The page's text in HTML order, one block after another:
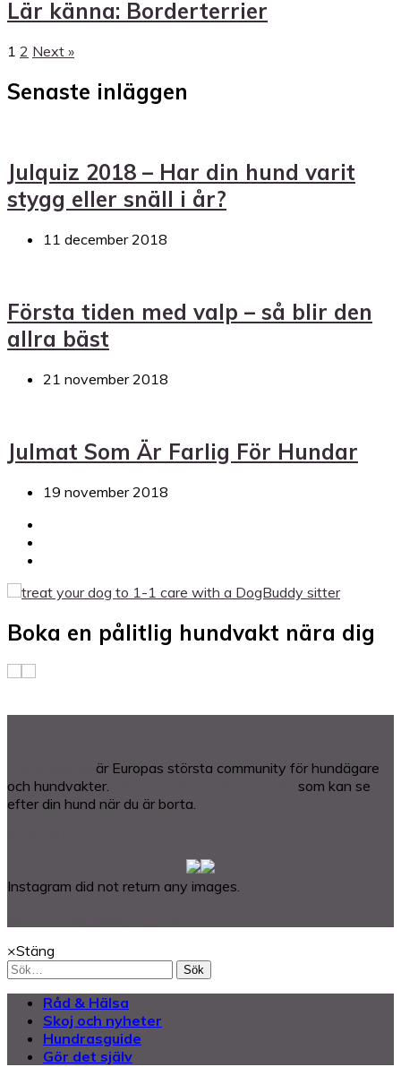
Lär känna: Borderterrier
1 2 Next »
Senaste inläggen
Julquiz 2018 – Har din hund varit
stygg eller snäll i år?
11 december 2018
Första tiden med valp – så blir den
allra bäst
21 november 2018
Julmat Som Är Farlig För Hundar
19 november 2018
Boka en pålitlig hundvakt nära dig
är Europas största community för hundägare
och hundvakter.
som kan se
efter din hund när du är borta.
Instagram did not return any images.
×Stäng
Sök
Råd & Hälsa
Skoj och nyheter
Hundrasguide
Gör det själv